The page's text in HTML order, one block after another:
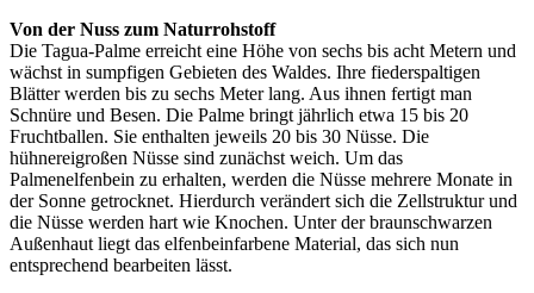
Von der Nuss zum Naturrohstoff
Die Tagua-Palme erreicht eine Höhe von sechs bis acht Metern und
wächst in sumpfigen Gebieten des Waldes. Ihre fiederspaltigen
Blätter werden bis zu sechs Meter lang. Aus ihnen fertigt man
Schnüre und Besen. Die Palme bringt jährlich etwa 15 bis 20
Fruchtballen. Sie enthalten jeweils 20 bis 30 Nüsse. Die
hühnereigroßen Nüsse sind zunächst weich. Um das
Palmenelfenbein zu erhalten, werden die Nüsse mehrere Monate in
der Sonne getrocknet. Hierdurch verändert sich die Zellstruktur und
die Nüsse werden hart wie Knochen. Unter der braunschwarzen
Außenhaut liegt das elfenbeinfarbene Material, das sich nun
entsprechend bearbeiten lässt.